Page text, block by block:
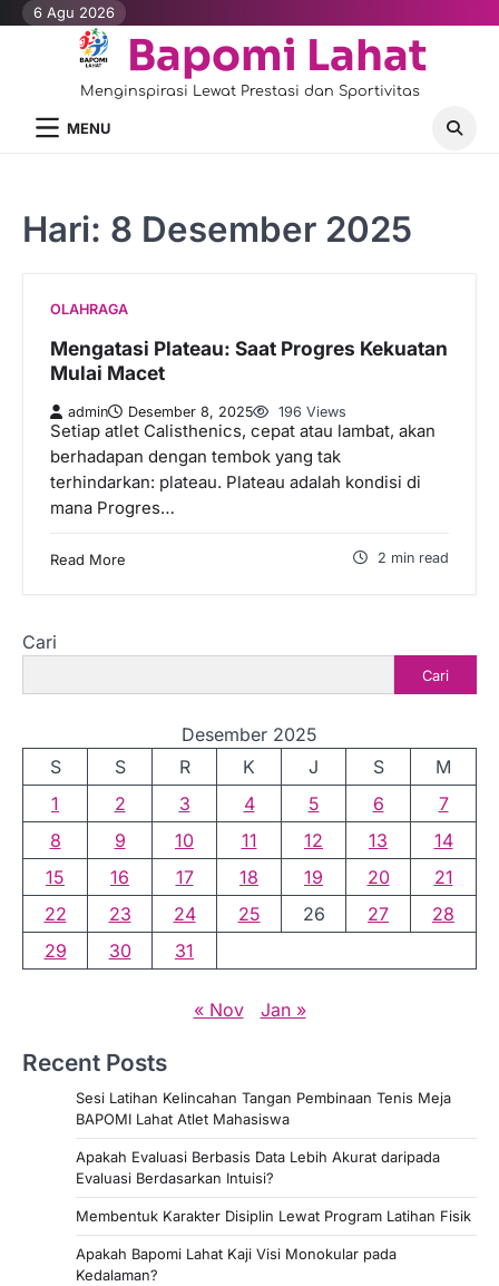
Skip6 Agu 2026
Bapomi Lahat
Menginspirasi Lewat Prestasi dan Sportivitas
MENU
Hari: 8 Desember 2025
OLAHRAGA
Mengatasi Plateau: Saat Progres Kekuatan
Mulai Macet
admin Desember 8, 2025 196 Views
Setiap atlet Calisthenics, cepat atau lambat, akan
berhadapan dengan tembok yang tak
terhindarkan: plateau. Plateau adalah kondisi di
mana Progres…
Read More 2 min read
Cari
Cari
Desember 2025
S
S R K J S
M
1
2 3 4 5 6
7
8
9 10 11 12 13
14
15
16 17 18 19 20
21
22
23 24 25 26 27
28
29
30 31
« Nov Jan »
Recent Posts
Sesi Latihan Kelincahan Tangan Pembinaan Tenis Meja
BAPOMI Lahat Atlet Mahasiswa
Apakah Evaluasi Berbasis Data Lebih Akurat daripada
Evaluasi Berdasarkan Intuisi?
Membentuk Karakter Disiplin Lewat Program Latihan Fisik
Apakah Bapomi Lahat Kaji Visi Monokular pada
Kedalaman?